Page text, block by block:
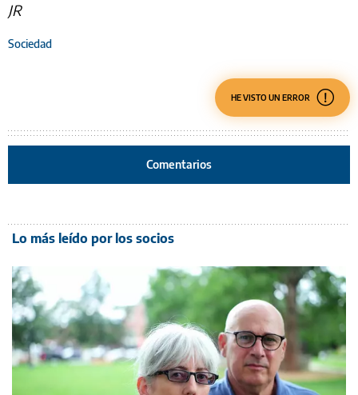
JR
Sociedad
HE VISTO UN ERROR
Comentarios
Lo más leído por los socios